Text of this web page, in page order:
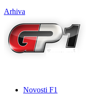
Arhiva
Novosti F1